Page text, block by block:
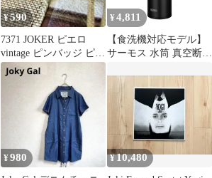
1
¥590
7371 JOKER ピエロ
vintage ピンバッジ ピン
ズ ヴィンテージ
¥ 4,811
【食洗機対応モデル】
サーモス 水筒 真空断熱
ラック 本体もパーツも
すべて食洗機対応 ワン
タッチオープン ステン
レス ボトル 保温保冷
JOK-500 BK
¥980 ¥10,480